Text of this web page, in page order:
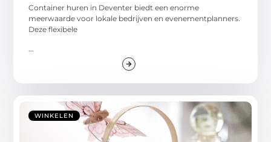
Container huren in Deventer biedt een enorme
meerwaarde voor lokale bedrijven en evenementplanners.
Deze flexibele
...
WINKELEN